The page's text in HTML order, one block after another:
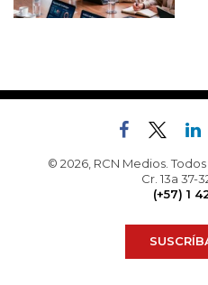
© 2026, RCN Medios.
Cr. 13a 37-
(+57) 1